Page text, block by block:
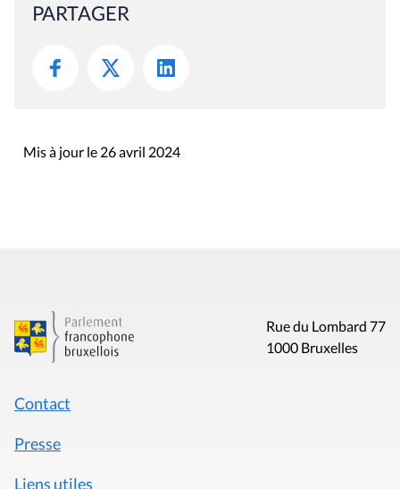
PARTAGER
Mis à jour le 26 avril 2024
Rue du Lombard 77
1000 Bruxelles
Contact
Presse
Liens utiles